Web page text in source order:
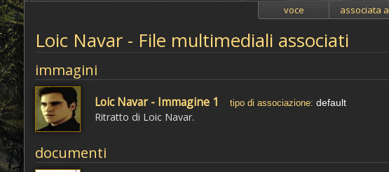
voce
associata a
Loic Navar - File multimediali associati
immagini
Loic Navar - Immagine 1 tipo di associazione: default
Ritratto di Loic Navar.
documenti